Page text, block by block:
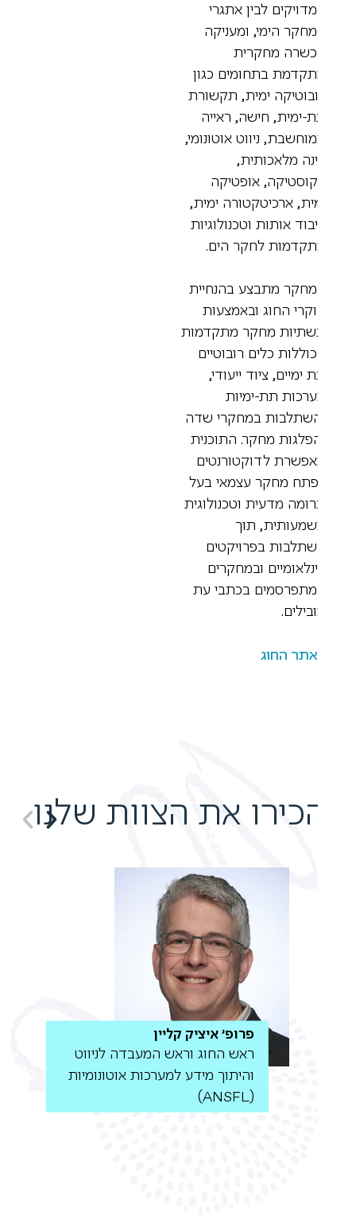
לבין אתגרי
הימי, ומעניקה
מחקרית
בתחומים כגון
ימית, תקשורת
ימית, חישה, ראייה
ניווט אוטונומי,
מלאכותית,
אופטיקה
ארכיטקטורה ימית,
אותות וטכנולוגיות
לחקר הים.
מתבצע בהנחיית
החוג ובאמצעות
מחקר מתקדמות
כלים רובוטיים
ימיים, ציוד ייעודי,
תת-ימיות
במחקרי שדה
מחקר. התוכנית
לדוקטורנטים
מחקר עצמאי בעל
מדעית וטכנולוגית
תוך
בפרויקטים
ובמחקרים
בכתבי עת
אתר החוג
את הצוות שלנו
פרופ' איציק קליין
ראש החוג וראש המעבדה לניווט
והיתוך מידע למערכות אוטונומיות